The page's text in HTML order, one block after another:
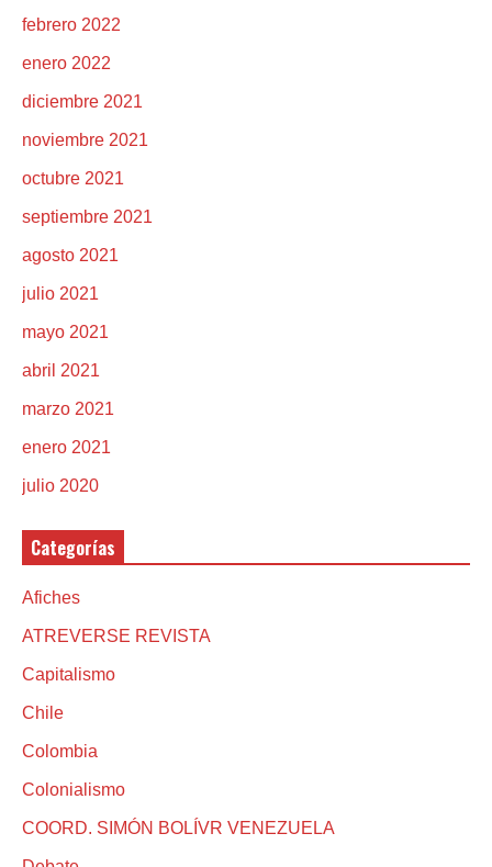
febrero 2022
enero 2022
diciembre 2021
noviembre 2021
octubre 2021
septiembre 2021
agosto 2021
julio 2021
mayo 2021
abril 2021
marzo 2021
enero 2021
julio 2020
Categorías
Afiches
ATREVERSE REVISTA
Capitalismo
Chile
Colombia
Colonialismo
COORD. SIMÓN BOLÍVR VENEZUELA